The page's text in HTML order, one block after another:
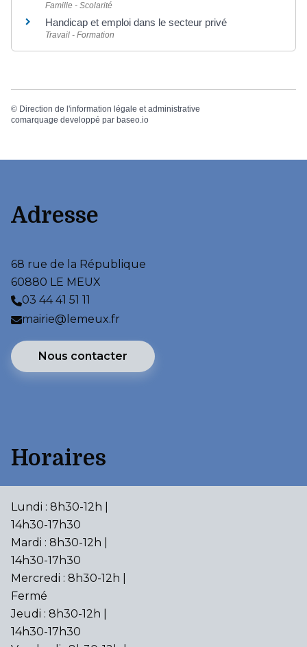
Famille - Scolarité
Handicap et emploi dans le secteur privé
Travail - Formation
© Direction de l'information légale et administrative
comarquage developpé par baseo.io
Adresse
68 rue de la République
60880 LE MEUX
03 44 41 51 11
mairie@lemeux.fr
Nous contacter
Horaires
Lundi : 8h30-12h |
14h30-17h30
Mardi : 8h30-12h |
14h30-17h30
Mercredi : 8h30-12h |
Fermé
Jeudi : 8h30-12h |
14h30-17h30